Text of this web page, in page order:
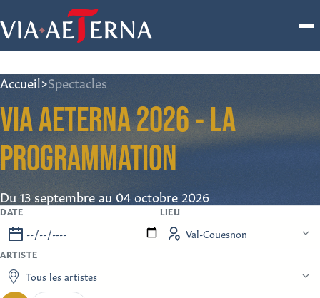
Accueil>Spectacles
VIA AETERNA 2026 - LA
PROGRAMMATION
Du 13 septembre au 04 octobre 2026
DATE LIEU
ARTISTE